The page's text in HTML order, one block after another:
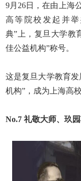
9月 26日，在由上海
高等院校发起并
典”上，复旦大学教
佳公益机构”称号。
这是复旦大学教育
机构”，成为上海高
No.7 礼敬大师、玖